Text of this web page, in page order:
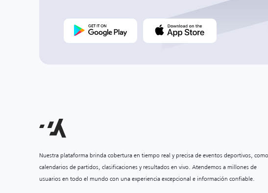
Nuestra plataforma brinda cobertura en tiempo real y precisa de eventos deportivos, como
calendarios de partidos, clasificaciones y resultados en vivo. Atendemos a millones de
usuarios en todo el mundo con una experiencia excepcional e información confiable.